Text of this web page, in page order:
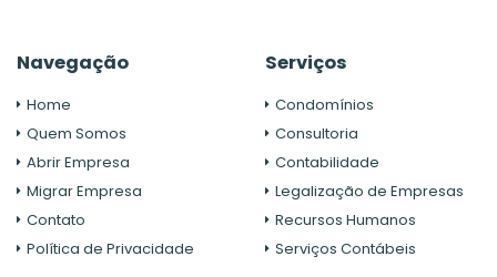
Navegação
Home
Quem Somos
Abrir Empresa
Migrar Empresa
Contato
Política de Privacidade
Serviços
Condomínios
Consultoria
Contabilidade
Legalização de Empresas
Recursos Humanos
Serviços Contábeis